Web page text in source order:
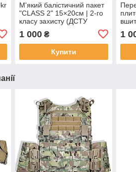
М'який балістичний пакет
"CLASS 2" 15×20см | 2-го
класу захисту (ДСТУ
1 000₴
Купити
1